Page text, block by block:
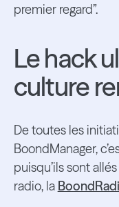
premier regard”.
Le hack
culture
De toutes les
BoondManager,
puisqu’ils sont
radio, la